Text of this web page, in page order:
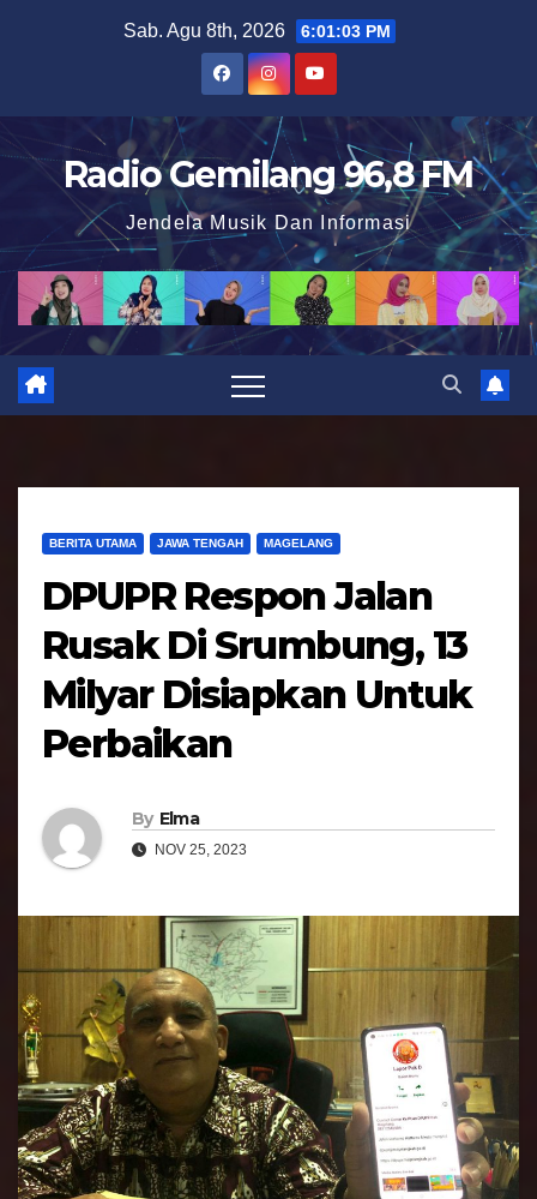
t
o
n
Sab. Agu 8th, 2026 6:01:04 PM
Radio Gemilang 96,8 FM
Jendela Musik Dan Informasi
BERITA UTAMA JAWA TENGAH MAGELANG
DPUPR Respon Jalan
Rusak Di Srumbung, 13
Milyar Disiapkan Untuk
Perbaikan
By Elma
NOV 25, 2023